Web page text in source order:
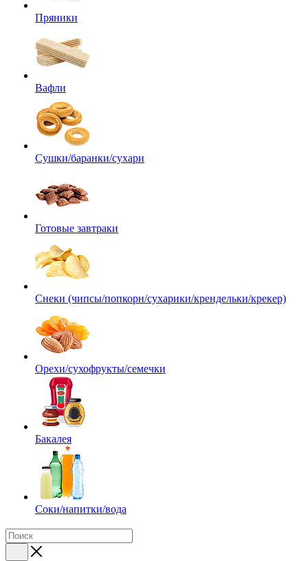
Пряники
Вафли
Сушки/баранки/сухари
Готовые завтраки
Снеки (чипсы/попкорн/сухарики/крендельки/крекер)
Орехи/сухофрукты/семечки
Бакалея
Соки/напитки/вода